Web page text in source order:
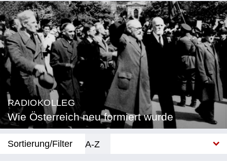
RADIOKOLLEG
Wie Österreich neu formiert wurde
Sortierung/Filter
A-Z